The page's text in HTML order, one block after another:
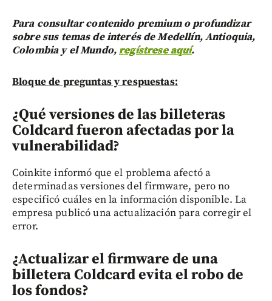
Para consultar contenido premium o profundizar
sobre sus temas de interés de Medellín, Antioquia,
Colombia y el Mundo,regístrese aquí.
Bloque de preguntas y respuestas:
¿Qué versiones de las billeteras
Coldcard fueron afectadas por la
vulnerabilidad?
Coinkite informó que el problema afectó a
determinadas versiones del firmware, pero no
especificó cuáles en la información disponible. La
empresa publicó una actualización para corregir el
error.
¿Actualizar el firmware de una
billetera Coldcard evita el robo de
los fondos?